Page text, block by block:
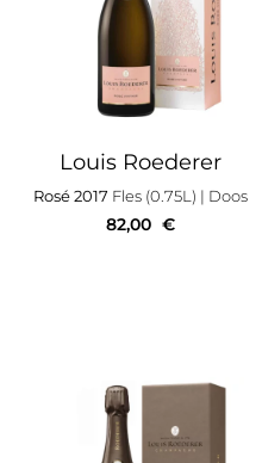
Louis Roederer
Rosé 2017 Fles (0.75L) | Doos
82,00 €